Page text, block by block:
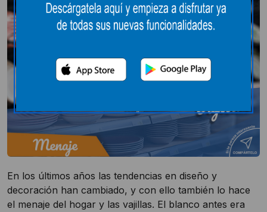
En los últimos años las tendencias en diseño y
decoración han cambiado, y con ello también lo­ hace
el menaje del hogar y las vajillas. El blanco antes era